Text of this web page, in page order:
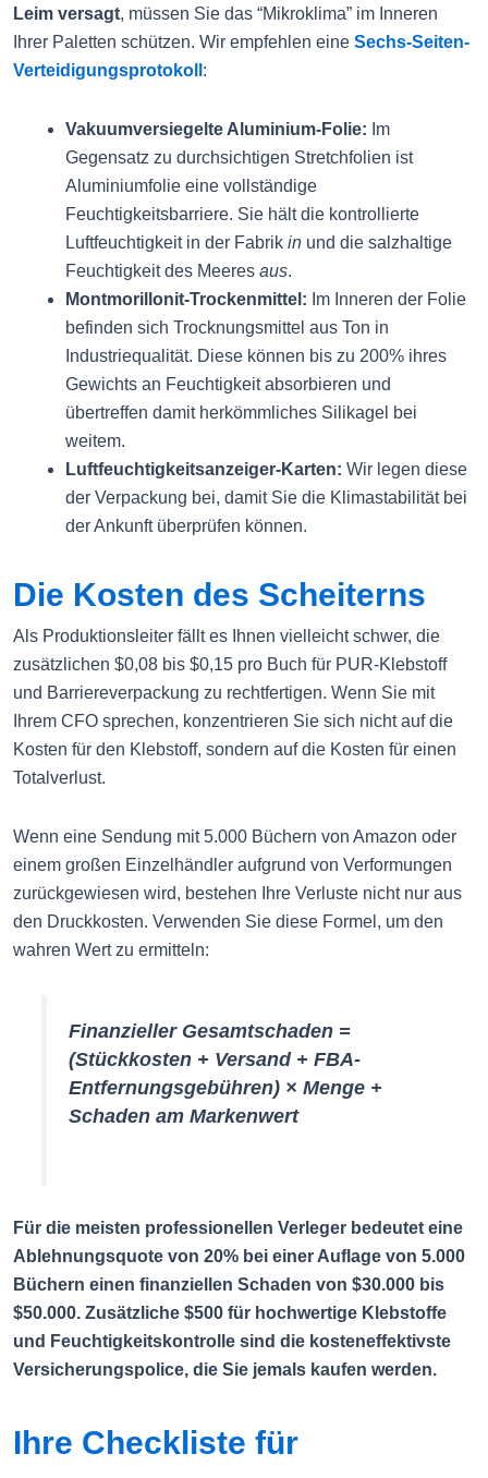
Leim versagt, müssen Sie das “Mikroklima” im Inneren
Ihrer Paletten schützen. Wir empfehlen eine Sechs-Seiten-
Verteidigungsprotokoll :
Vakuumversiegelte Aluminium-Folie: Im
Gegensatz zu durchsichtigen Stretchfolien ist
Aluminiumfolie eine vollständige
Feuchtigkeitsbarriere. Sie hält die kontrollierte
Luftfeuchtigkeit in der Fabrik in und die salzhaltige
Feuchtigkeit des Meeres aus.
Montmorillonit-Trockenmittel: Im Inneren der Folie
befinden sich Trocknungsmittel aus Ton in
Industriequalität. Diese können bis zu 200% ihres
Gewichts an Feuchtigkeit absorbieren und
übertreffen damit herkömmliches Silikagel bei
weitem.
Luftfeuchtigkeitsanzeiger-Karten: Wir legen diese
der Verpackung bei, damit Sie die Klimastabilität bei
der Ankunft überprüfen können.
Die Kosten des Scheiterns
Als Produktionsleiter fällt es Ihnen vielleicht schwer, die
zusätzlichen $0,08 bis $0,15 pro Buch für PUR-Klebstoff
und Barriereverpackung zu rechtfertigen. Wenn Sie mit
Ihrem CFO sprechen, konzentrieren Sie sich nicht auf die
Kosten für den Klebstoff, sondern auf die Kosten für einen
Totalverlust.
Wenn eine Sendung mit 5.000 Büchern von Amazon oder
einem großen Einzelhändler aufgrund von Verformungen
zurückgewiesen wird, bestehen Ihre Verluste nicht nur aus
den Druckkosten. Verwenden Sie diese Formel, um den
wahren Wert zu ermitteln:
Finanzieller Gesamtschaden =
(Stückkosten + Versand + FBA-
Entfernungsgebühren) × Menge +
Schaden am Markenwert
Für die meisten professionellen Verleger bedeutet eine
Ablehnungsquote von 20% bei einer Auflage von 5.000
Büchern einen finanziellen Schaden von $30.000 bis
$50.000. Zusätzliche $500 für hochwertige Klebstoffe
und Feuchtigkeitskontrolle sind die kosteneffektivste
Versicherungspolice, die Sie jemals kaufen werden.
Ihre Checkliste für